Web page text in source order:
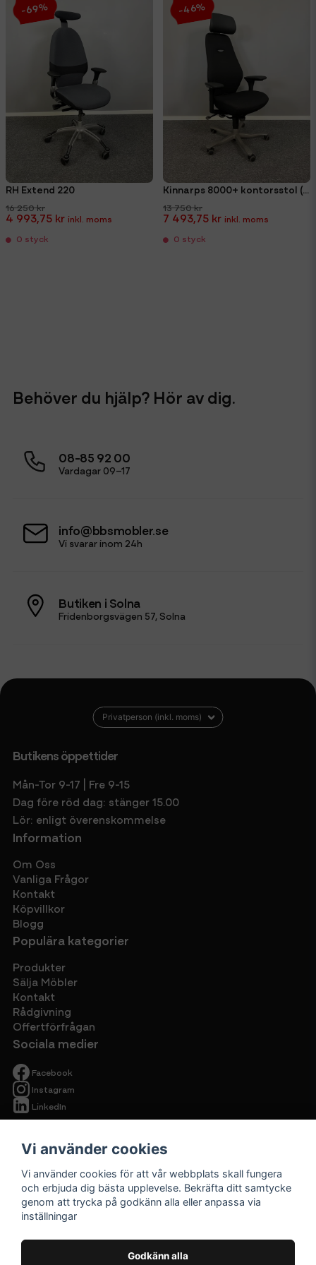
RH Extend 220
16 250 kr
4 993,75 kr
0 styck
-69%
Kinnarps 8000+ kontorsstol (omklädd)
13 750 kr
7 493,75 kr
0 styck
-46%
Behöver du hjälp? Hör av dig.
08-85 92 00
Vardagar 09–17
info@bbsmobler.se
Vi svarar inom 24h
Butiken i Solna
Fridenborgsvägen 57, Solna
Butikens öppettider
Mån-Tor 9-17 | Fre 9-15
Dag före röd dag: stänger 15.00
Lör: enligt överenskommelse
Information
Om Oss
Vanliga Frågor
Kontakt
Köpvillkor
Blogg
Populära kategorier
Produkter
Sälja Möbler
Kontakt
Rådgivning
Offertförfrågan
Sociala medier
Facebook
Instagram
LinkedIn
Begagnade
Cirkulärt ska
Vi använder cookies
Vi använder cookies för att vår webbplats skall fungera
och erbjuda dig bästa upplevelse. Bekräfta ditt samtycke
genom att trycka på godkänn alla eller anpassa via
inställningar
Godkänn alla